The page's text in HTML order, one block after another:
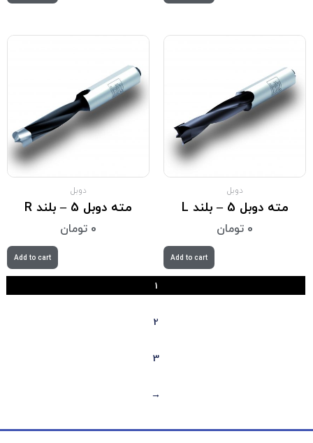
دوبل
مته دوبل 5 – بلند L
0 تومان
Add to cart
دوبل
مته دوبل 5 – بلند R
0 تومان
Add to cart
1
2
3
←